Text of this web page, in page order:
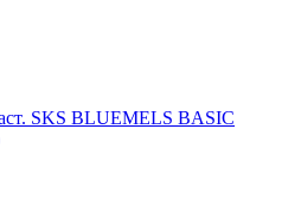
SKS BLUEMELS BASIC